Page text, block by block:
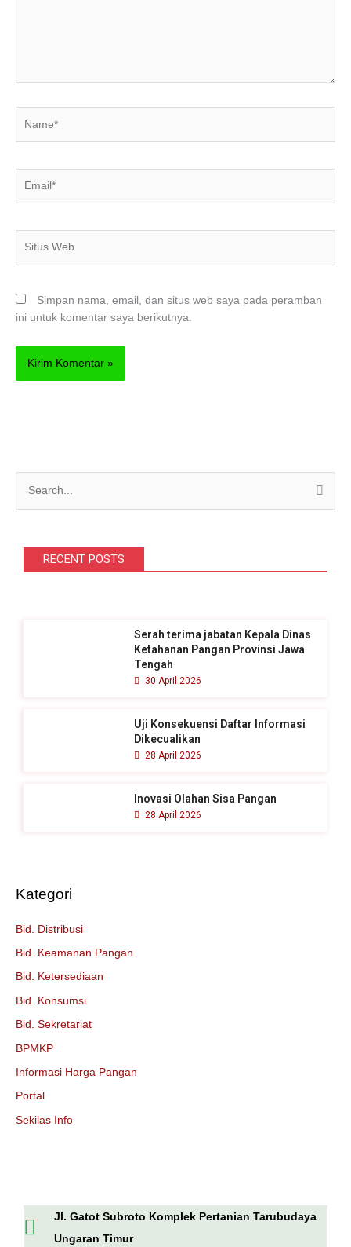
RECENT POSTS
Serah terima jabatan Kepala Dinas
Ketahanan Pangan Provinsi Jawa
Tengah
30 April 2026
Uji Konsekuensi Daftar Informasi
Dikecualikan
28 April 2026
Inovasi Olahan Sisa Pangan
28 April 2026
Kategori
Bid. Distribusi
Bid. Keamanan Pangan
Bid. Ketersediaan
Bid. Konsumsi
Bid. Sekretariat
BPMKP
Informasi Harga Pangan
Portal
Sekilas Info
Jl. Gatot Subroto Komplek Pertanian Tarubudaya
Ungaran Timur
Simpan nama, email, dan situs web saya pada peramban
ini untuk komentar saya berikutnya.